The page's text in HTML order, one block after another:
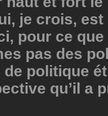
je crois,
pour ce que
pas des
politique
qu’il a